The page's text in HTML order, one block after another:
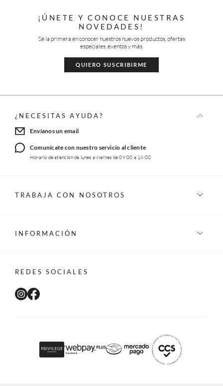
¡ÚNETE Y CONOCE NUESTRAS
NOVEDADES!
Sé la primera en conocer nuestros nuevos productos, ofertas
especiales, eventos y más.
QUIERO SUSCRIBIRME
¿NECESITAS AYUDA?
Envíanos un email
Comunícate con nuestro servicio al cliente
Horario de atención de lunes a viernes de 09:00 a 16:00
TRABAJA CON NOSOTROS
INFORMACIÓN
REDES SOCIALES